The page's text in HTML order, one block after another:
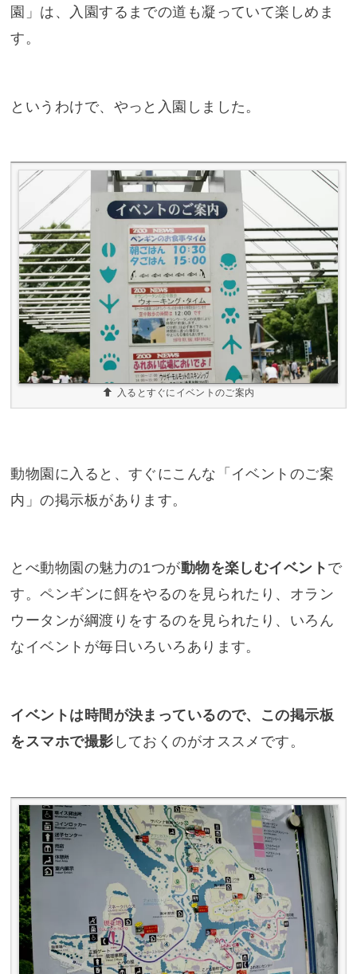
園」は、入園するまでの道も凝っていて楽しめま
す。
というわけで、やっと入園しました。
入るとすぐにイベントのご案内
動物園に入ると、すぐにこんな「イベントのご案
内」の掲示板があります。
とべ動物園の魅力の1つが動物を楽しむイベント で
す。ペンギンに餌をやるのを見られたり、オラン
ウータンが綱渡りをするのを見られたり、いろん
なイベントが毎日いろいろあります。
イベントは時間が決まっているので、この掲示板
をスマホで撮影 しておくのがオススメです。